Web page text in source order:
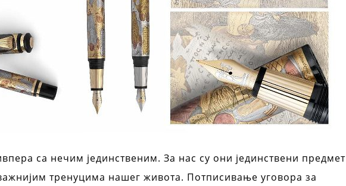
са нечим јединственим. За нас су они јединствени предмет
тренуцима нашег живота. Потписивање уговора за